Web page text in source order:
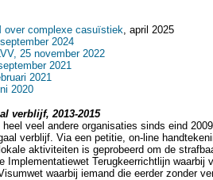
over complexe casuïstiek, april 2025
2024
25 november 2022
2021
2021
2020
verblijf, 2013-2015
veel andere organisaties sinds eind
verblijf. Via een petitie, on-line
aktiviteiten is geprobeerd om de
Implementatiewet Terugkeerrichtlijn waarbij
waarbij iemand die eerder zonder